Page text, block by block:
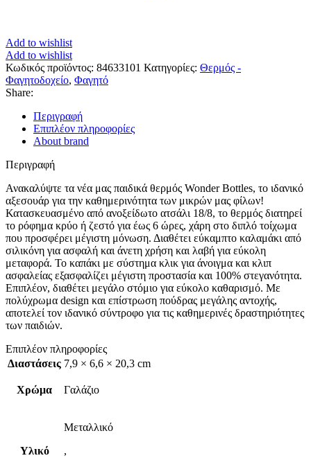
Add to wishlist
Add to wishlist
Κωδικός προϊόντος: 84633101 Κατηγορίες: Θερμός -
Φαγητοδοχείο, Φαγητό
Share:
Περιγραφή
Επιπλέον πληροφορίες
About brand
Περιγραφή
Ανακαλύψτε τα νέα μας παιδικά θερμός Wonder Bottles, το ιδανικό
αξεσουάρ για την καθημερινότητα των μικρών μας φίλων!
Κατασκευασμένο από ανοξείδωτο ατσάλι 18/8, το θερμός διατηρεί
το ρόφημα κρύο ή ζεστό για έως 6 ώρες, χάρη στο διπλό τοίχωμα
που προσφέρει μέγιστη μόνωση. Διαθέτει εύκαμπτο καλαμάκι από
σιλικόνη για ασφαλή και άνετη χρήση και λαβή για εύκολη
μεταφορά. Το καπάκι με σύστημα κλικ για άνοιγμα και κλιπ
ασφαλείας εξασφαλίζει μέγιστη προστασία και 100% στεγανότητα.
Επιπλέον, διαθέτει μεγάλο στόμιο για εύκολο καθαρισμό. Με
πολύχρωμα design και επίστρωση πούδρας μεγάλης αντοχής,
αποτελεί τον ιδανικό σύντροφο για τις καθημερινές δραστηριότητες
των παιδιών.
Επιπλέον πληροφορίες
Διαστάσεις 7,9 × 6,6 × 20,3 cm
Χρώμα Γαλάζιο
Υλικό
Μεταλλικό
,